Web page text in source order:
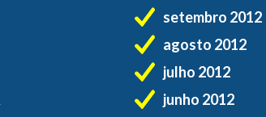
setembro 2012
agosto 2012
julho 2012
junho 2012